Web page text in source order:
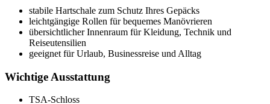
stabile Hartschale zum Schutz Ihres Gepäcks
leichtgängige Rollen für bequemes Manövrieren
übersichtlicher Innenraum für Kleidung, Technik und
Reiseutensilien
geeignet für Urlaub, Businessreise und Alltag
Wichtige Ausstattung
TSA-Schloss